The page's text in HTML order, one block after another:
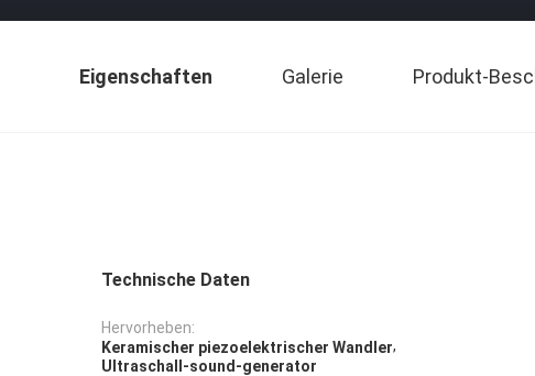
Eigenschaften Galerie Produkt-
Technische Daten
Hervorheben:
Keramischer piezoelektrischer Wandler,
Ultraschall-sound-generator